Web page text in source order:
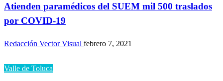
Atienden paramédicos del SUEM mil 500 traslados
por COVID-19
Redacción Vector Visual febrero 7, 2021
Valle de Toluca